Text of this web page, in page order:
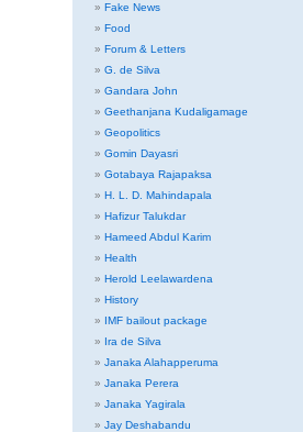
Fake News
Food
Forum & Letters
G. de Silva
Gandara John
Geethanjana Kudaligamage
Geopolitics
Gomin Dayasri
Gotabaya Rajapaksa
H. L. D. Mahindapala
Hafizur Talukdar
Hameed Abdul Karim
Health
Herold Leelawardena
History
IMF bailout package
Ira de Silva
Janaka Alahapperuma
Janaka Perera
Janaka Yagirala
Jay Deshabandu